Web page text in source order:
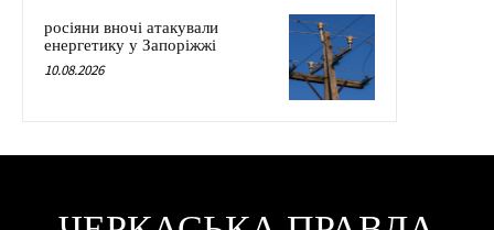
росіяни вночі атакували
енергетику у Запоріжжі
10.08.2026